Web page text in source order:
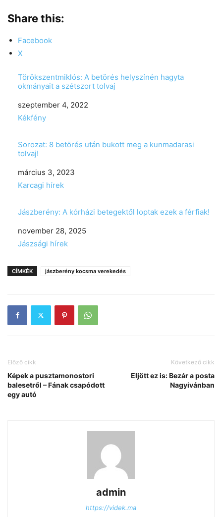
Share this:
Facebook
X
Törökszentmiklós: A betörés helyszínén hagyta
okmányait a szétszort tolvaj
Date
szeptember 4, 2022
In relation to
Kékfény
Sorozat: 8 betörés után bukott meg a kunmadarasi
tolvaj!
Date
március 3, 2023
In relation to
Karcagi hírek
Jászberény: A kórházi betegektől loptak ezek a férfiak!
Date
november 28, 2025
In relation to
Jászsági hírek
CÍMKÉK jászberény kocsma verekedés
Előző cikk
Képek a pusztamonostori
balesetről – Fának csapódott
egy autó
Következő cikk
Eljött ez is: Bezár a posta
Nagyivánban
admin
https://videk.ma